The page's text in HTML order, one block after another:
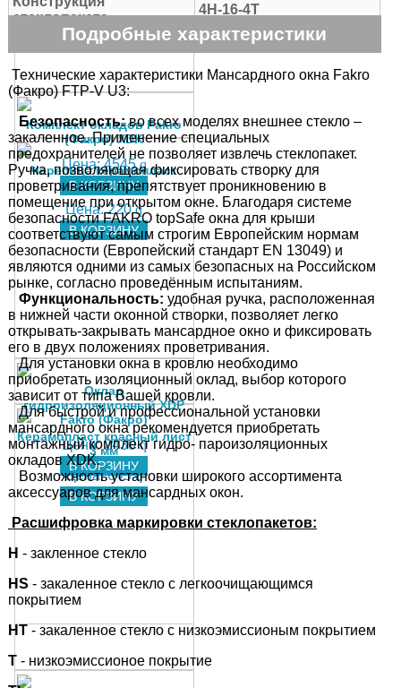
Комплект окладов Fakro
(Факро) XDK
Цена:4545 q
В КОРЗИНУ
Оклад
гидроизоляционный XDP
Fakro (Факро)
Цена:2430 q
В КОРЗИНУ
Черепица керамопласт
красная
Цена:220 q
В КОРЗИНУ
Керамопласт красный лист
3 мм
Цена:645 q
В КОРЗИНУ
стеклопакета
4H-16-4T
Материал
Дерево
Заполнение инертным
газом
Аргон
Тип и пропускная
способность
вентиляционного
устройства
V40P до 49м3/час
Система уплотнителей
Четыре
Угол установки
15-90°
Особенности
Улучшенная модель с
оптимальным
соотношением "цена-
качество"
Подробные характеристики
Технические характеристики Мансардного окна Fakro
(Факро) FTP-V U3:
Безопасность:во всех моделях внешнее стекло –
закаленное. Применение специальных
предохранителей не позволяет извлечь стеклопакет.
Ручка, позволяющая фиксировать створку для
проветривания, препятствует проникновению в
помещение при открытом окне. Благодаря системе
безопасности FAKRO topSafe окна для крыши
соответствуют самым строгим Европейским нормам
безопасности (Европейский стандарт EN 13049) и
являются одними из самых безопасных на Российском
рынке, согласно проведённым испытаниям.
Функциональность: удобная ручка, расположенная
в нижней части оконной створки, позволяет легко
открывать-закрывать мансардное окно и фиксировать
его в двух положениях проветривания.
Для установки окна в кровлю необходимо
приобретать изоляционный оклад, выбор которого
зависит от типа Вашей кровли.
Для быстрой и профессиональной установки
мансардного окна рекомендуется приобретать
монтажный комплект гидро- пароизоляционных
окладов XDK.
Возможность установки широкого ассортимента
аксессуаров для мансардных окон.
Расшифровка маркировки стеклопакетов:
H - закленное стекло
HS - закаленное стекло с легкоочищающимся
покрытием
HT- закаленное стекло с низкоэмиссионым покрытием
T- низкоэмиссионое покрытие